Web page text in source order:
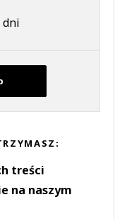
dni
treści
na naszym